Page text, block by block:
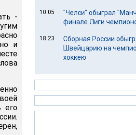
-
и
его
10:05
"Челси" обыграл
финале Лиги
18:23
Сборная России
Швейцарию на
хоккею